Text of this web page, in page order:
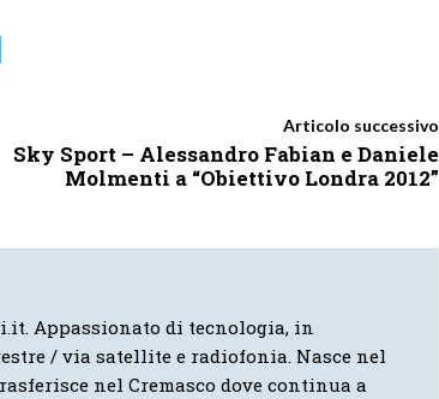
Articolo successivo
Sky Sport – Alessandro Fabian e Daniele
Molmenti a “Obiettivo Londra 2012”
Appassionato di tecnologia, in
/ via satellite e radiofonia. Nasce nel
nel Cremasco dove continua a